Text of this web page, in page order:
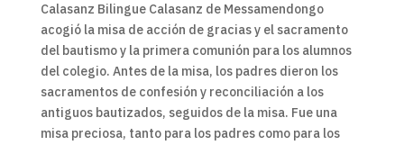
Calasanz Bilingue Calasanz de Messamendongo
acogió la misa de acción de gracias y el sacramento
del bautismo y la primera comunión para los alumnos
del colegio. Antes de la misa, los padres dieron los
sacramentos de confesión y reconciliación a los
antiguos bautizados, seguidos de la misa. Fue una
misa preciosa, tanto para los padres como para los